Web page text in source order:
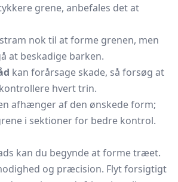
grene, anbefales det at
nok til at forme grenen, men
at beskadige barken.
kan forårsage skade, så forsøg at
hvert trin.
afhænger af den ønskede form;
i sektioner for bedre kontrol.
kan du begynde at forme træet.
og præcision. Flyt forsigtigt